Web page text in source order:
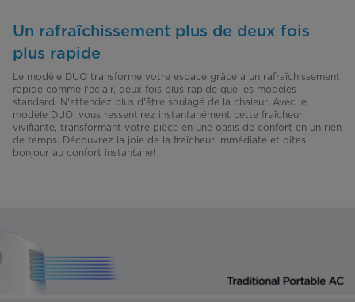
Un rafraîchissement plus de deux fois
plus rapide
Le modèle DUO transforme votre espace grâce à un rafraîchissement
rapide comme l'éclair, deux fois plus rapide que les modèles
standard. N'attendez plus d'être soulagé de la chaleur. Avec le
modèle DUO, vous ressentirez instantanément cette fraîcheur
vivifiante, transformant votre pièce en une oasis de confort en un rien
de temps. Découvrez la joie de la fraîcheur immédiate et dites
bonjour au confort instantané!